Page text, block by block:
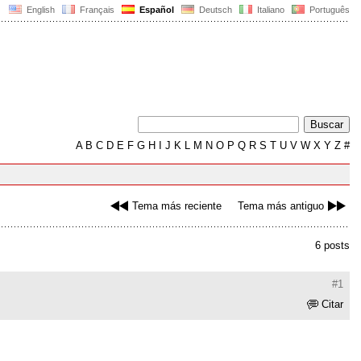
English Français Español Deutsch Italiano Português
AB C D E F G H J K L M N O P Q R S T U V W X Y Z #
Tema más reciente Tema más antiguo
6 posts
#1
Citar